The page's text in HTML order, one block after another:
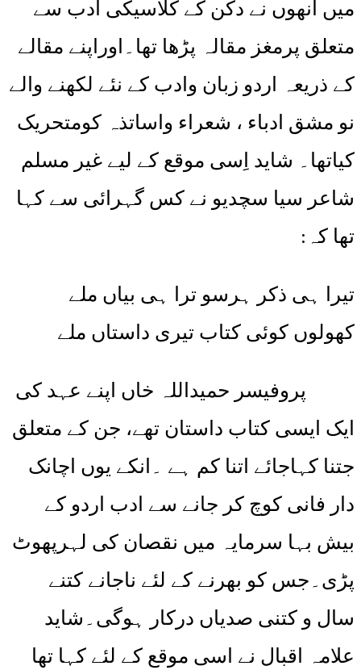
میں انھوں نے دکن کے کلاسیکی ادب سے
متعلق پرمغز مقالہ پڑھا تھا۔اوراپنے مقالے
کے ذریعہ اردو زبان وادب کے نئے لکھنے والے
نو مشق ادباء ، شعراء واساتذہ کومتحریک
کیاتھا۔ شاید اِسی موقع کے لیے غیر مسلم
شاعر سیا سچدیو نے کس گہرائی سے کہا
تھا کہ:
تیرا ہی ذکر ہرسو ترا ہی بیاں ملے
کھولوں کوئی کتاب تیری داستاں ملے
پروفیسر حمیداللہ خاں اپنے عہد کی
ایک ایسی کتاب داستان تھے، جن کے متعلق
جتنا کہاجائے اتنا کم ہے ۔انکے یوں اچانک
دار فانی کوچ کر جانے سے ادب اردو کے
بیش بہا سرمایہ میں نقصان کی لہرپھوٹ
پڑی۔جس کو بھرنے کے لئے ناجانے کتنے
سال و کتنی صدیاں درکار ہوگی۔شاید
علامہ اقبال نے اسی موقع کے لئے کہا تھا